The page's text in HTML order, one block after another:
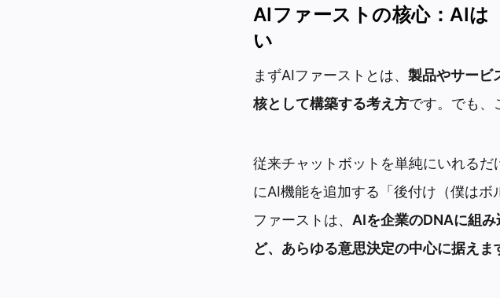
AIファーストの核心：AIは
い
まずAIファーストとは、 製品やサービ
核として構築する考え方です。でも、
従来チャットボットを単純にいれる
にAI機能を追加する「後付け（僕は
ファーストは、 AIを企業のDNAに組
ど、あらゆる意思決定の中心に据えま